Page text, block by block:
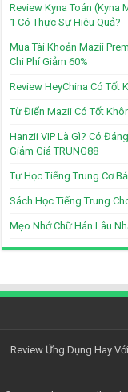
Review Kyna Toán (Kyna
1 Có Thực Sự Hiệu Quả?
Mua Tài Khoản Mazii
Chi Phí Giảm 60%
Review HeyChina Có Tốt
Từ Điển Mazii Có Tốt
Hanzii VIP Là Gì? Có
Giảm Giá TRUNG88
Tự Học Tiếng Trung Cơ
Sách Học Tiếng Trung
Mẹo Nhớ Chữ Hán Lâu
Review Ứng Dụng Hay Với